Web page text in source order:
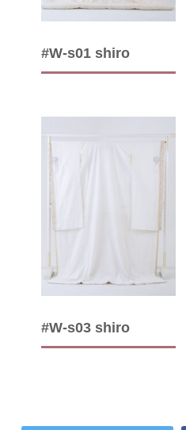
#W-s01 shiro
#W-s03 shiro